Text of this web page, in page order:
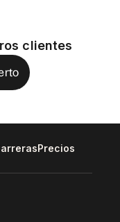
clientes
Precios